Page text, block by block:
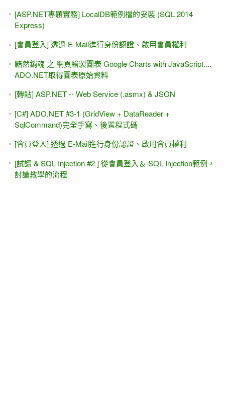
[ASP.NET專題實務] LocalDB範例檔的安裝 (SQL 2014
Express)
[會員登入] 透過 E-Mail進行身份認證、啟用會員權利
黯然銷魂 之 網頁繪製圖表 Google Charts with JavaScript....
ADO.NET取得圖表原始資料
[轉貼] ASP.NET -- Web Service (.asmx) & JSON
[C#] ADO.NET #3-1 (GridView + DataReader +
SqlCommand)完全手寫、後置程式碼
[會員登入] 透過 E-Mail進行身份認證、啟用會員權利
[試讀 & SQL Injection #2 ] 從會員登入＆ SQL Injection範例，
討論教學的流程